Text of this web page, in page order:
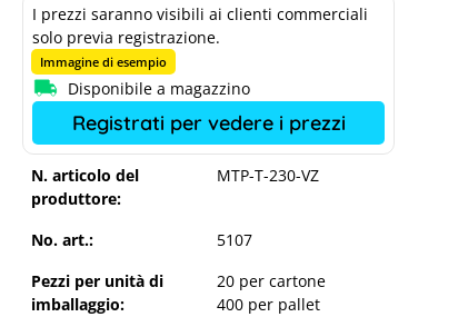
N. articolo del
produttore:
MTP-T-230-VZ
No. art.:
5107
Pezzi per unità di
imballaggio:
20 per cartone
400 per pallet
I prezzi saranno visibili ai clienti commerciali
solo previa registrazione.
Immagine di esempio
Disponibile a magazzino
Registrati per vedere i prezzi